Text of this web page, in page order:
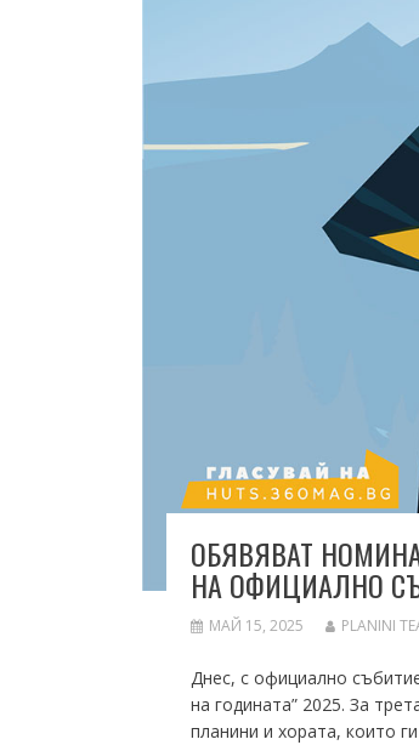
ОБЯВЯВАТ
НА ОФИЦИАЛНО
МАЙ 15, 2025 PLANINI
Днес, с официално
на годината” 2025. За
планини и хората, които